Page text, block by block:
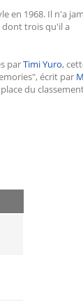
en 1968. Il n'a
dont trois qu'il a
parTimi Yuro,
écrit par
du